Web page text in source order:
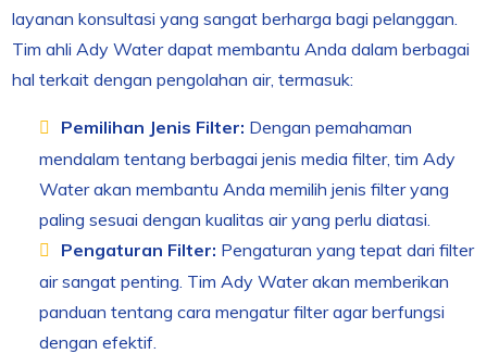
layanan konsultasi yang sangat berharga bagi pelanggan.
Tim ahli Ady Water dapat membantu Anda dalam berbagai
hal terkait dengan pengolahan air, termasuk:
Pemilihan Jenis Filter: Dengan pemahaman
mendalam tentang berbagai jenis media filter, tim Ady
Water akan membantu Anda memilih jenis filter yang
paling sesuai dengan kualitas air yang perlu diatasi.
Pengaturan Filter: Pengaturan yang tepat dari filter
air sangat penting. Tim Ady Water akan memberikan
panduan tentang cara mengatur filter agar berfungsi
dengan efektif.